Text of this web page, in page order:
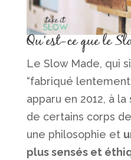
Qu’est-ce que le
Le Slow Made, qui
“fabriqué
apparu en 2012, à
de certains corps
une philosophie et
plus sensés et